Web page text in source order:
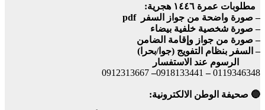
مطلوبات عمرة ١٤٤٦ هجرية:
– صورة واضحة من جواز السفر pdf
– صورة شخصية خلفية بيضاء
– صورة من جواز وإقامة الضامن
– السفر بنظام التفويج (جوا/بحرا)
الرسوم عند الاستفسار
0119346348
–
0918133441
–
0912313667
🔵 صحيفة الوطن الالكترونية: